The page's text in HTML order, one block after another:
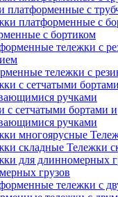
платформенные с
с бортиком
тележки с
с сетчатыми бортами и
ручками
Тележки
грузов